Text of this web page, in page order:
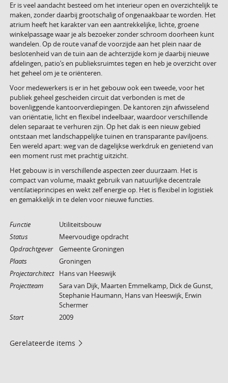
Er is veel aandacht besteed om het interieur open en overzichtelijk te
maken, zonder daarbij grootschalig of ongenaakbaar te worden. Het
atrium heeft het karakter van een aantrekkelijke, lichte, groene
winkelpassage waar je als bezoeker zonder schroom doorheen kunt
wandelen. Op de route vanaf de voorzijde aan het plein naar de
beslotenheid van de tuin aan de achterzijde kom je daarbij nieuwe
afdelingen, patio’s en publieksruimtes tegen en heb je overzicht over
het geheel om je te oriënteren.
Voor medewerkers is er in het gebouw ook een tweede, voor het
publiek geheel gescheiden circuit dat verbonden is met de
bovenliggende kantoorverdiepingen. De kantoren zijn afwisselend
van oriëntatie, licht en flexibel indeelbaar, waardoor verschillende
delen separaat te verhuren zijn. Op het dak is een nieuw gebied
ontstaan met landschappelijke tuinen en transparante paviljoens.
Een wereld apart: weg van de dagelijkse werkdruk en genietend van
een moment rust met prachtig uitzicht.
Het gebouw is in verschillende aspecten zeer duurzaam. Het is
compact van volume, maakt gebruik van natuurlijke decentrale
ventilatieprincipes en wekt zelf energie op. Het is flexibel in logistiek
en gemakkelijk in te delen voor nieuwe functies.
Functie
Utiliteitsbouw
Status
Meervoudige opdracht
Opdrachtgever
Gemeente Groningen
Plaats
Groningen
Projectarchitect
Hans van Heeswijk
Projectteam
Sara van Dijk, Maarten Emmelkamp, Dick de Gunst,
Stephanie Haumann, Hans van Heeswijk, Erwin
Schermer
Start
2009
Gerelateerde items